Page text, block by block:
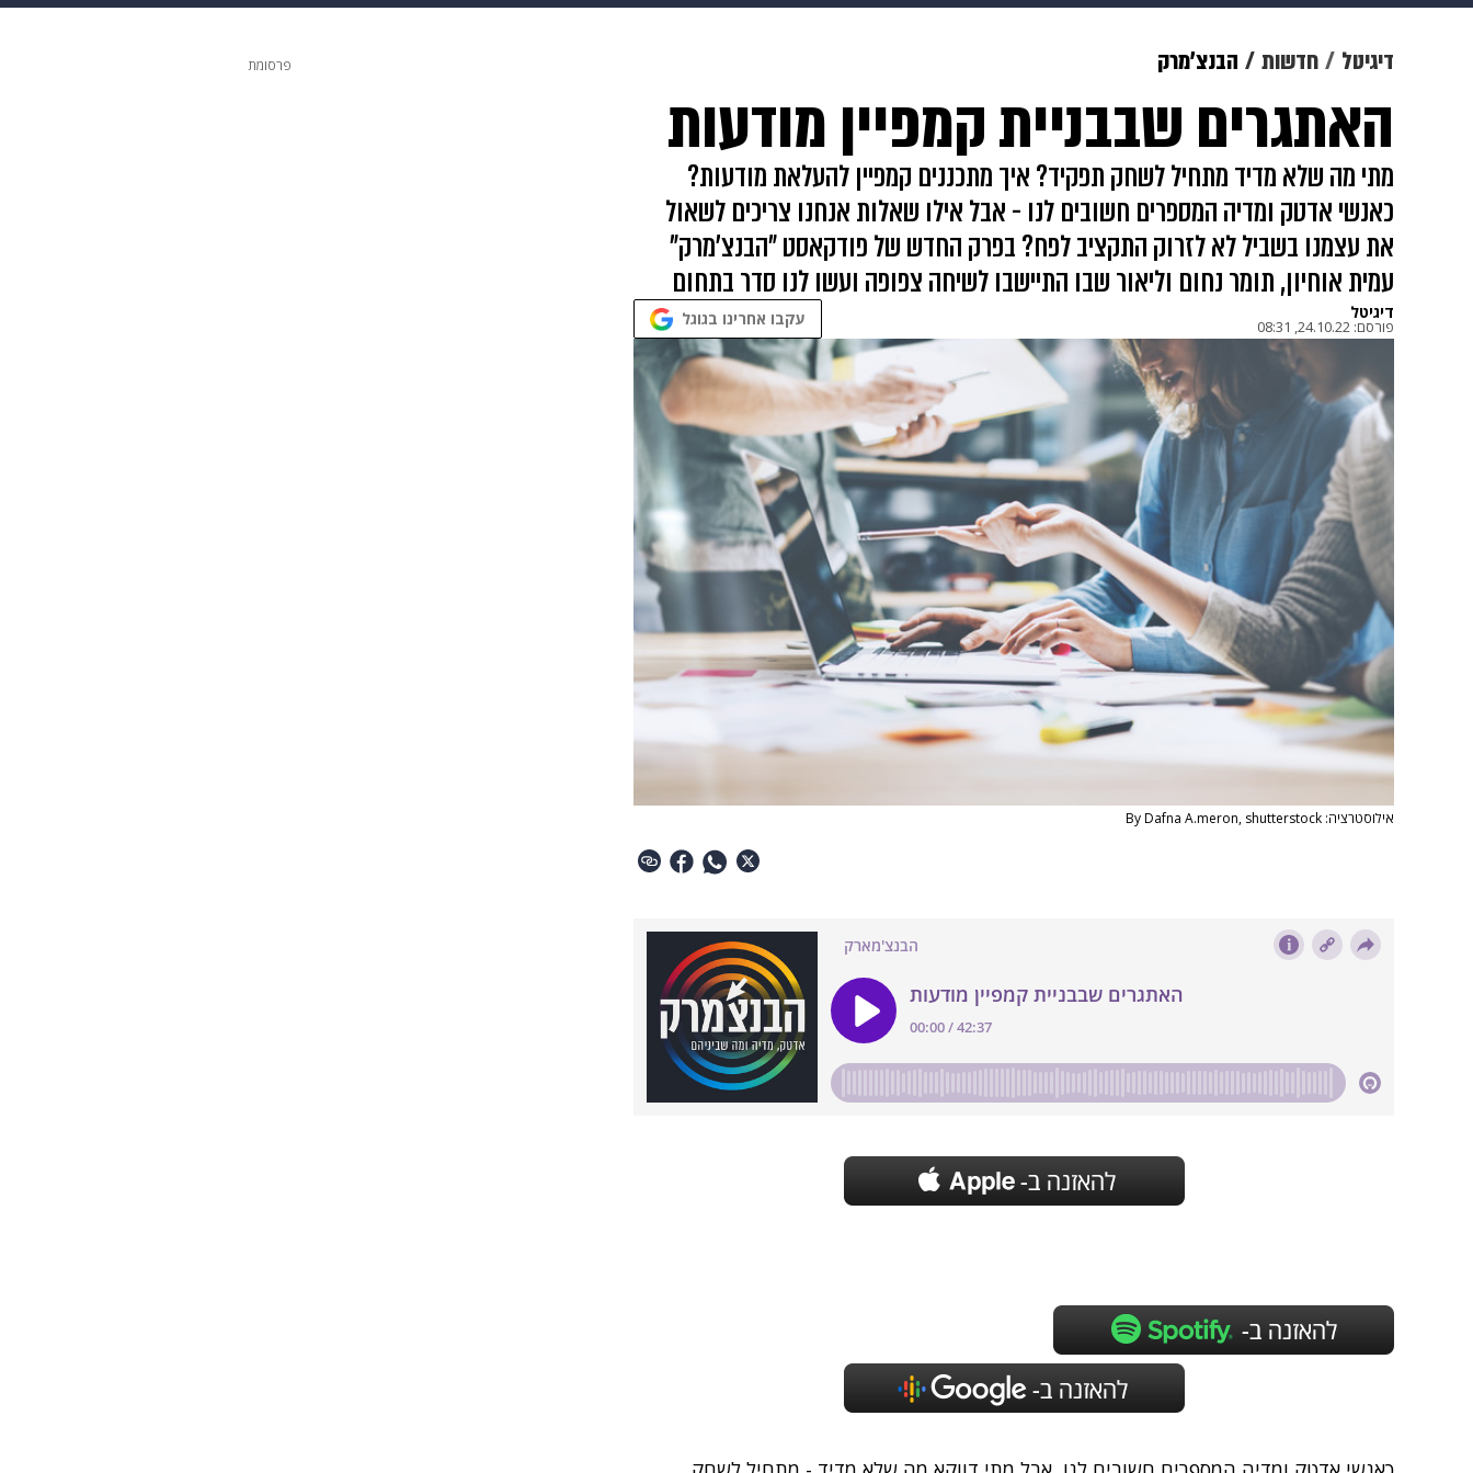
מוזיקה תרבות
דיגיטל גאווה ויוה משפט תשעה חודשים מתכונים פרויקטים מיוחדים
דיגיטל חדשות הבנצ'מרק
האתגרים שבבניית קמפיין מודעות
מתי מה שלא מדיד מתחיל לשחק תפקיד? איך מתכננים קמפיין להעלאת מודעות?
כאנשי אדטק ומדיה המספרים חשובים לנו - אבל אילו שאלות אנחנו צריכים לשאול
את עצמנו בשביל לא לזרוק התקציב לפח? בפרק החדש של פודקאסט "הבנצ'מרק"
עמית אוחיון, תומר נחום וליאור שבו התיישבו לשיחה צפופה ועשו לנו סדר בתחום
דיגיטל
פורסם: 24.10.22, 08:31 עקבו אחרינו בגוגל
אילוסטרציה: By Dafna A.meron, shutterstock
פרסומת